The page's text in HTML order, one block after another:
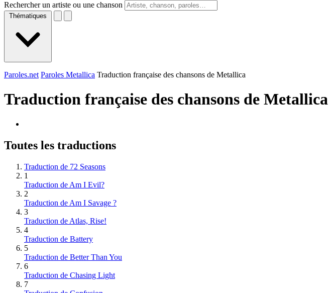
Rechercher un artiste ou une chanson
Thématiques
Paroles.net Paroles Metallica Traduction française des chansons de Metallica
Traduction française des chansons de Metallica
Toutes les traductions
Traduction de 72 Seasons
1
Traduction de Am I Evil?
2
Traduction de Am I Savage ?
3
Traduction de Atlas, Rise!
4
Traduction de Battery
5
Traduction de Better Than You
6
Traduction de Chasing Light
7